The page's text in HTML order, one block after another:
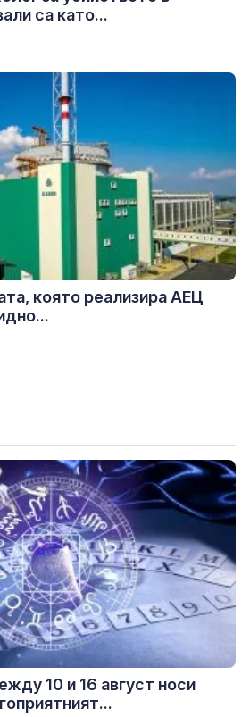
са като...
която реализира АЕЦ
10 и 16 август носи